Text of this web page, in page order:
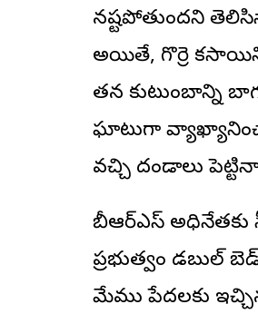
నష్టపోతుందని
అయితే, గొర్రె కసాయిని
తన కుటుంబాన్ని
ఘాటుగా
వచ్చి దండాలు
బీఆర్‌ఎస్ అధినేతకు
ప్రభుత్వం డబుల్
మేము పేదలకు